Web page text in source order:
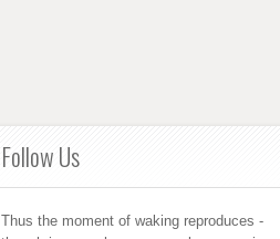
Follow Us
Thus the moment of waking reproduces -